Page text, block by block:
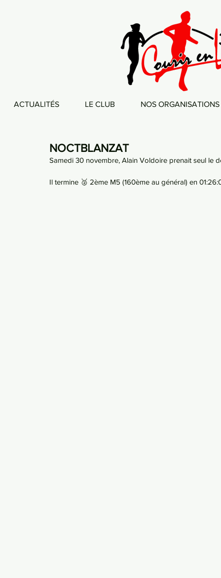
ACTUALITÉS LE CLUB NOS ORGANISATIONS
NOCTBLANZAT
Samedi 30 novembre, Alain Voldoire prenait seul le
Il termine 🥈 2ème M5 (160ème au général) en